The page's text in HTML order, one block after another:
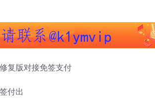
复版对接免签支付
付出